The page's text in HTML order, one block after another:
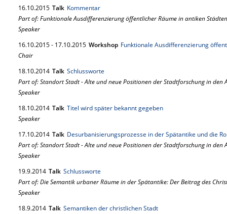
16.10.2015 Talk Kommentar
Part of: Funktionale Ausdifferenzierung öffentlicher Räume in antiken Städten
Speaker
16.10.2015- 17.10.2015 Workshop Funktionale Ausdifferenzierung
Chair
18.10.2014 Talk Schlussworte
Part of: Standort Stadt - Alte und neue Positionen der Stadtforschung in den
Speaker
18.10.2014 Talk Titel wird später bekannt gegeben
Speaker
17.10.2014 Talk Desurbanisierungsprozesse in der Spätantike und die
Part of: Standort Stadt - Alte und neue Positionen der Stadtforschung in den
Speaker
19.9.2014 Talk Schlussworte
Part of: Die Semantik urbaner Räume in der Spätantike: Der Beitrag des
Speaker
18.9.2014 Talk Semantiken der christlichen Stadt